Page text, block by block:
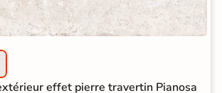
effet pierre travertin Pianosa